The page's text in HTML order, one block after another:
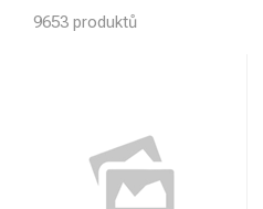
9653 produktů